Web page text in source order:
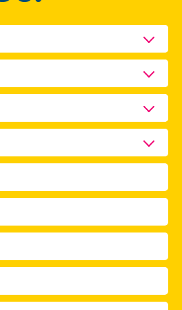
educador Mario Veiga de
e reitor in memoriam da
o fim de seus ideais. Seu
sua visão de futuro e o
foram mantidos por seus
em 2011, quando a Universidade
a integrar a Rede Ilumno, uma rede
de ensino que tem como
acesso à educação superior de
descritos não esgotam as
antes, uma
de suas mais de sete
pelo espírito de
e de integração constante com